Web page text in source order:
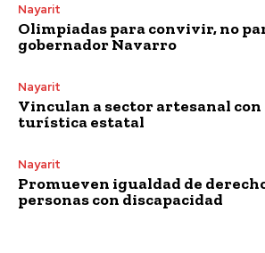
Nayarit
Olimpiadas para convivir, no
gobernador Navarro
Nayarit
Vinculan a sector artesanal
turística estatal
Nayarit
Promueven igualdad de
personas con discapacidad